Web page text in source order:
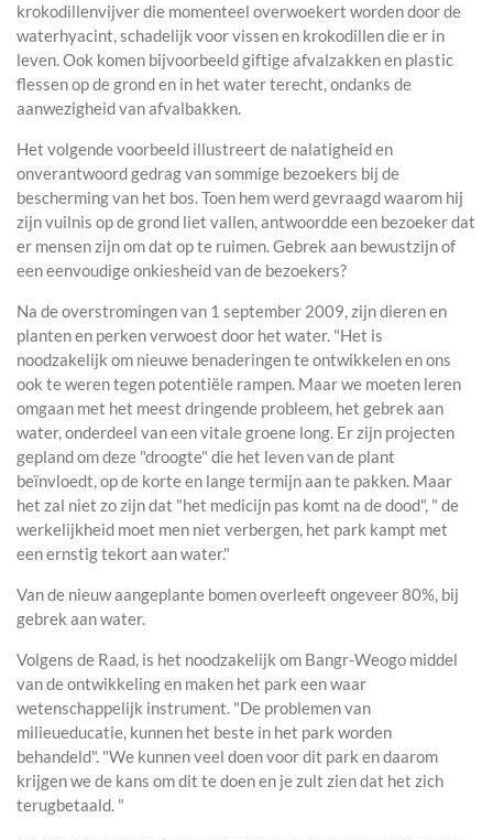
krokodillenvijver die momenteel overwoekert worden door de
waterhyacint, schadelijk voor vissen en krokodillen die er in
leven. Ook komen bijvoorbeeld giftige afvalzakken en plastic
flessen op de grond en in het water terecht, ondanks de
aanwezigheid van afvalbakken.
Het volgende voorbeeld illustreert de nalatigheid en
onverantwoord gedrag van sommige bezoekers bij de
bescherming van het bos. Toen hem werd gevraagd waarom hij
zijn vuilnis op de grond liet vallen, antwoordde een bezoeker dat
er mensen zijn om dat op te ruimen. Gebrek aan bewustzijn of
een eenvoudige onkiesheid van de bezoekers?
Na de overstromingen van 1 september 2009, zijn dieren en
planten en perken verwoest door het water. "Het is
noodzakelijk om nieuwe benaderingen te ontwikkelen en ons
ook te weren tegen potentiële rampen. Maar we moeten leren
omgaan met het meest dringende probleem, het gebrek aan
water, onderdeel van een vitale groene long. Er zijn projecten
gepland om deze "droogte" die het leven van de plant
beïnvloedt, op de korte en lange termijn aan te pakken. Maar
het zal niet zo zijn dat "het medicijn pas komt na de dood", " de
werkelijkheid moet men niet verbergen, het park kampt met
een ernstig tekort aan water."
Van de nieuw aangeplante bomen overleeft ongeveer 80%, bij
gebrek aan water.
Volgens de Raad, is het noodzakelijk om Bangr-Weogo middel
van de ontwikkeling en maken het park een waar
wetenschappelijk instrument. "De problemen van
milieueducatie, kunnen het beste in het park worden
behandeld". "We kunnen veel doen voor dit park en daarom
krijgen we de kans om dit te doen en je zult zien dat het zich
terugbetaald. "